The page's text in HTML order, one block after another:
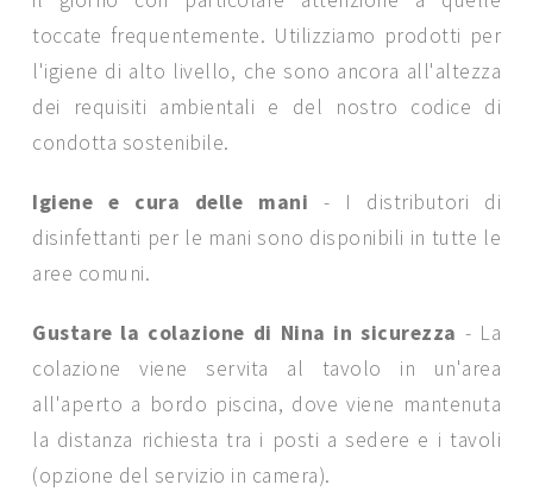
toccate frequentemente. Utilizziamo prodotti per
l'igiene di alto livello, che sono ancora all'altezza
dei requisiti ambientali e del nostro codice di
condotta sostenibile.
Igiene e cura delle mani - I distributori di
disinfettanti per le mani sono disponibili in tutte le
aree comuni.
Gustare la colazione di Nina in sicurezza - La
colazione viene servita al tavolo in un'area
all'aperto a bordo piscina, dove viene mantenuta
la distanza richiesta tra i posti a sedere e i tavoli
(opzione del servizio in camera).